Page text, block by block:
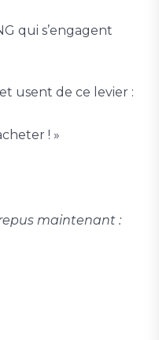
qui s’engagent
usent de ce levier :
! »
maintenant :